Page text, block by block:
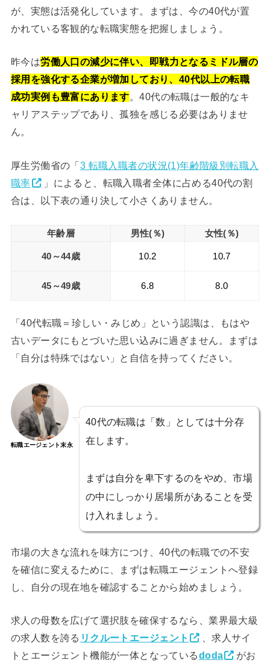
が、実態は活発化しています。まずは、今の40代が置
かれている客観的な転職実態を把握しましょう。
昨今は労働人口の減少に伴い、即戦力となるミドル層の
採用を強化する企業が増加しており、40代以上の転職
成功実例も豊富にあります。40代の転職は一般的なキ
ャリアステップであり、孤独を感じる必要はありませ
ん。
厚生労働省の「3 転職入職者の状況(1)年齢階級別転職入
職率
」によると、転職入職者全体に占める40代の割
合は、以下表の通り決して小さくありません。
年齢層 男性(％) 女性(％)
40～44歳 10.2 10.7
45～49歳 6.8 8.0
「40代転職＝珍しい・みじめ」という認識は、もはや
古いデータにもとづいた思い込みに過ぎません。まずは
「自分は特殊ではない」と自信を持ってください。
転職エージェント末永
40代の転職は「数」としては十分存
在します。
まずは自分を卑下するのをやめ、市場
の中にしっかり居場所があることを受
け入れましょう。
市場の大きな流れを味方につけ、40代の転職での不安
を確信に変えるために、まずは転職エージェントへ登録
し、自分の現在地を確認することから始めましょう。
求人の母数を広げて選択肢を確保するなら、業界最大級
の求人数を誇る リクルートエージェント
、求人サイ
トとエージェント機能が一体となっているdoda
がお